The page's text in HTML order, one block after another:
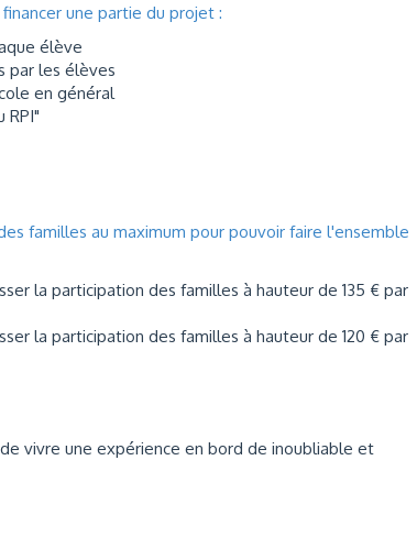
une partie du projet :
élève
par les élèves
en général
RPI"
familles au maximum pour pouvoir faire l'ensemble
la participation des familles à hauteur de 135 € par
la participation des familles à hauteur de 120 € par
vivre une expérience en bord de inoubliable et